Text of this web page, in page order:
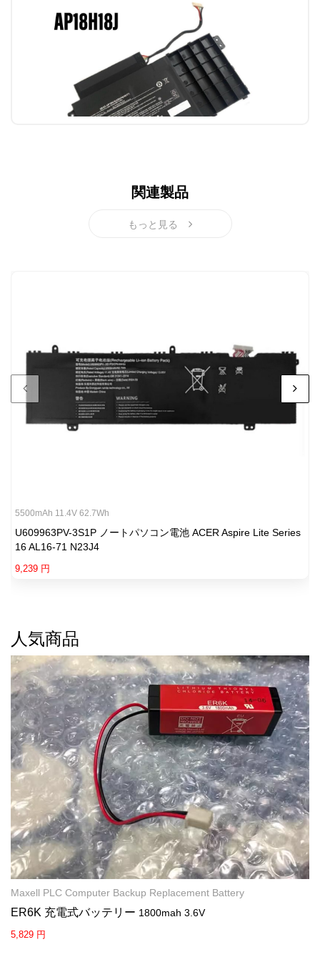
関連製品
もっと見る
5500mAh 11.4V 62.7Wh
U609963PV-3S1P ノートパソコン電池 ACER Aspire Lite Series
16 AL16-71 N23J4
9,239 円
人気商品
Maxell PLC Computer Backup Replacement Battery
ER6K 充電式バッテリー 1800mah 3.6V
5,829 円